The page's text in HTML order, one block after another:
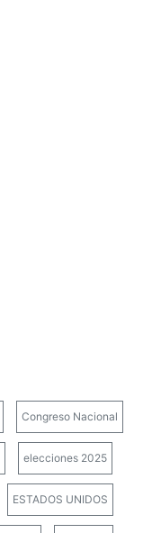
Congreso Nacional
elecciones 2025
ESTADOS UNIDOS